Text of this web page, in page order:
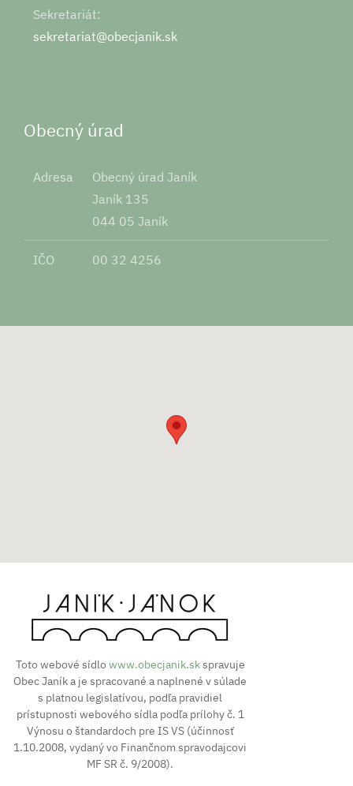
Sekretariát:
sekretariat@obecjanik.sk
Obecný úrad
Adresa
Obecný úrad Janík
Janík 135
044 05 Janík
IČO 00 32 4256
Toto webové sídlo www.obecjanik.skspravuje
Obec Janík a je spracované a naplnené v súlade
s platnou legislatívou, podľa pravidiel
prístupnosti webového sídla podľa prílohy č. 1
Výnosu o štandardoch pre IS VS (účinnosť
1.10.2008, vydaný vo Finančnom spravodajcovi
MF SR č. 9/2008).